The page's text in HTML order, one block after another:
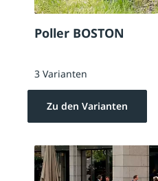
Poller BOSTON
3 Varianten
Zu den Varianten